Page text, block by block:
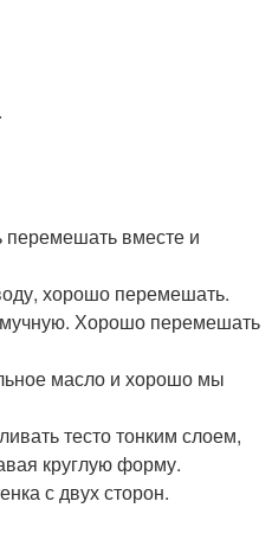
перемешать вместе и
хорошо перемешать.
Хорошо перемешать
масло и хорошо мы
тесто тонким слоем,
круглую форму.
с двух сторон.